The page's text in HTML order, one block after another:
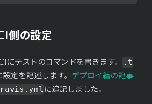
側の設定
にテストのコマンドを書きます。
.t
設定を記述します。 デプロイ編の記事
に追記しました。